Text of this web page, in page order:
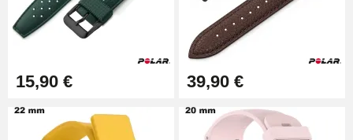
Montre Professionnel
Outil Bracelet Montre pas cher
34,92 €
15,90 € 39,90 €